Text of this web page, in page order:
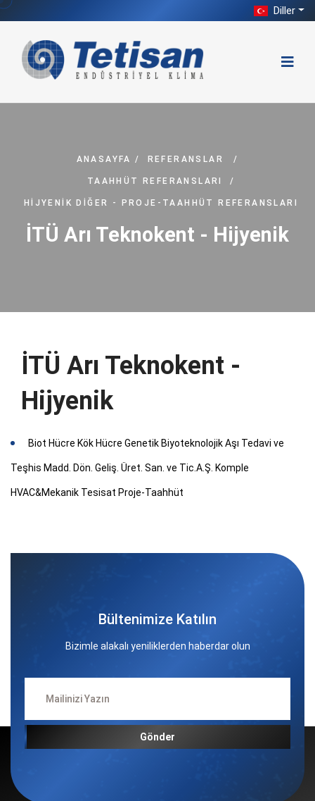
Diller
ANASAYFA / REFERANSLAR /
TAAHHÜT REFERANSLARI /
HIJYENIK DIĞER - PROJE-TAAHHÜT REFERANSLARI
İTÜ Arı Teknokent - Hijyenik
İTÜ Arı Teknokent -
Hijyenik
Biot Hücre Kök Hücre Genetik Biyoteknolojik Aşı Tedavi ve
Teşhis Madd. Dön. Geliş. Üret. San. ve Tic.A.Ş. Komple
HVAC&Mekanik Tesisat Proje-Taahhüt
Bültenimize Katılın
Bizimle alakalı yeniliklerden haberdar olun
Gönder